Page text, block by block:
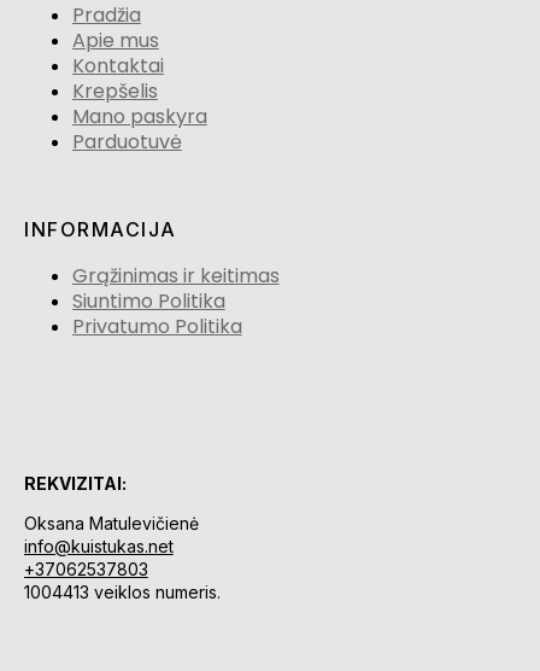
Pradžia
Apie mus
Kontaktai
Krepšelis
Mano paskyra
Parduotuvė
INFORMACIJA
Grąžinimas ir keitimas
Siuntimo Politika
Privatumo Politika
REKVIZITAI:
Oksana Matulevičienė
info@kuistukas.net
+37062537803
1004413 veiklos numeris.